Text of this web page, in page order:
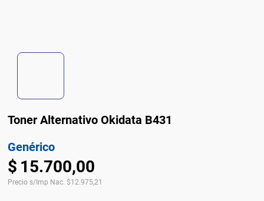
Toner Alternativo Okidata B431
Genérico
$ 15.700,00
Precio s/Imp Nac. $12.975,21